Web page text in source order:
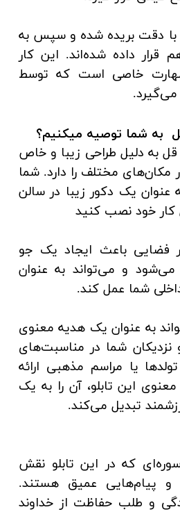
دقت بریده شده و سپس به
داده شده‌اند. این کار
مهارت خاصی است که توسط
به شما توصیه میکنیم؟
به دلیل طراحی زیبا و خاص
مکان‌های مختلف را دارد. شما
عنوان یک دکور زیبا در سالن
کار خود نصب کنید
فضایی باعث ایجاد یک جو
و می‌تواند به عنوان
شما عمل کند.
به عنوان یک هدیه معنوی
شما در مناسبت‌های
یا مراسم مذهبی ارائه
این تابلو، آن را به یک
تبدیل می‌کند.
که در این تابلو نقش
و پیام‌هایی عمیق هستند.
و طلب حفاظت از خداوند